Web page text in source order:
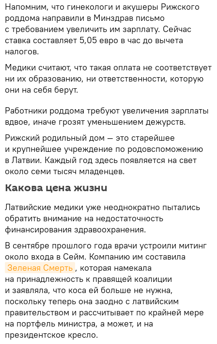
Напомним, что гинекологи и акушеры Рижского
роддома направили в Минздрав письмо
с требованием увеличить им зарплату. Сейчас
ставка составляет 5,05 евро в час до вычета
налогов.
Медики считают, что такая оплата не соответствует
ни их образованию, ни ответственности, которую
они на себя берут.
Работники роддома требуют увеличения зарплаты
вдвое, иначе грозят уменьшением дежурств.
Рижский родильный дом — это старейшее
и крупнейшее учреждение по родовспоможению
в Латвии. Каждый год здесь появляется на свет
около семи тысяч младенцев.
Какова цена жизни
Латвийские медики уже неоднократно пытались
обратить внимание на недостаточность
финансирования здравоохранения.
В сентябре прошлого года врачи устроили митинг
около входа в Сейм. Компанию им составила
Зеленая Смерть , которая намекала
на принадлежность к правящей коалиции
и заявляла, что коса ей больше не нужна,
поскольку теперь она заодно с латвийским
правительством и рассчитывает по крайней мере
на портфель министра, а может, и на
президентское кресло.